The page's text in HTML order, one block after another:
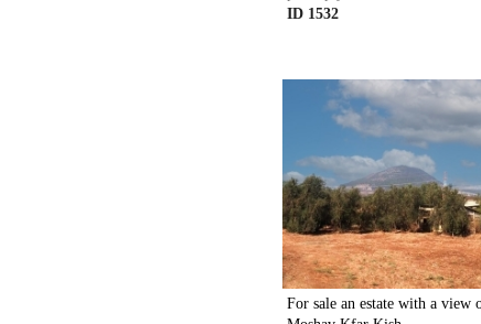
ID 1532
For sale an estate with a view